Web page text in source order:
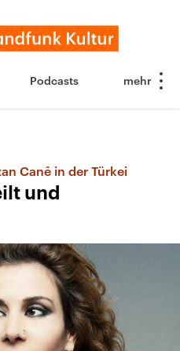
Podcasts
Canê in der Türkei
und